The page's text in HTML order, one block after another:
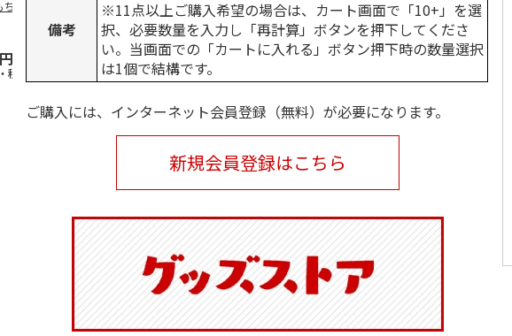
もちマス
税込)
おもちもちもちクッ
ション
4,950円
(送料別・税込)
ーセット
600円
(送料別・税込)
ケース
5.0（6）
1,100円
奇妙な冒険 黄金の
風』チョコラータと
セッ…
5.0（7）
1,969円
備考
※11点以上ご購入希望の場合は、カート画面で「10+」を選
択、必要数量を入力し「再計算」ボタンを押下してくださ
い。当画面での「カートに入れる」ボタン押下時の数量選択
は1個で結構です。
ご購入には、インターネット会員登録（無料）が必要になります。
新規会員登録はこちら